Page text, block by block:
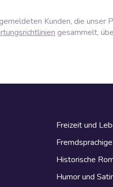
Kunden, die
gesammelt,
Freizeit und
Historische
Humor und